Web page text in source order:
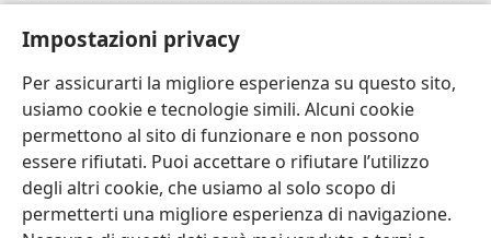
Impostazioni privacy
Per assicurarti la migliore esperienza su questo sito,
usiamo cookie e tecnologie simili. Alcuni cookie
permettono al sito di funzionare e non possono
essere rifiutati. Puoi accettare o rifiutare l’utilizzo
degli altri cookie, che usiamo al solo scopo di
permetterti una migliore esperienza di navigazione.
(apre
una
nuova
finestra)
BIBLIOTECA ONLINE Watchtower
(apre
una
nuova
finestra)
JW Hub
(apre
una
nuova
finestra)
JW Library
Watchtower Library®